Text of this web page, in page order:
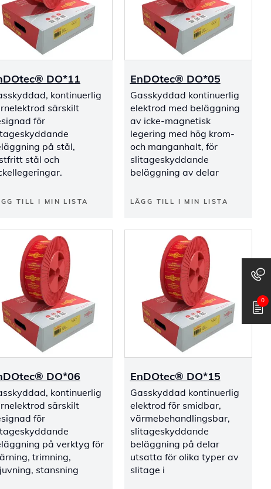
0
DO*11
kontinuerlig
särskilt
för
på stål,
stål och
TILL I MIN LISTA
EnDOtec® DO*05
Gasskyddad kontinuerlig
elektrod med beläggning
av icke-magnetisk
legering med hög krom-
och manganhalt, för
slitageskyddande
beläggning av delar
LÄGG TILL I MIN LISTA
DO*06
kontinuerlig
särskilt
för
på verktyg för
trimning,
stansning
EnDOtec® DO*15
Gasskyddad kontinuerlig
elektrod för smidbar,
värmebehandlingsbar,
slitageskyddande
beläggning på delar
utsatta för olika typer av
slitage i